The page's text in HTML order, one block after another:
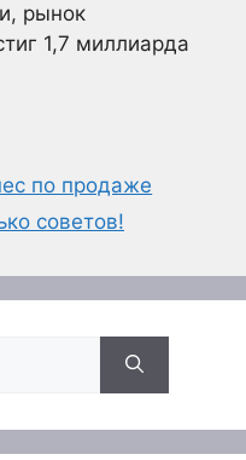
рынок
1,7 миллиарда
по продаже
советов!